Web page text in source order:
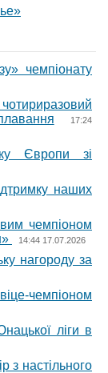
чемпіонату
17:24
Європи зі
наших
чемпіоном
14:44 17.07.2026
нагороду за
чемпіоном
ліги в
з настільного